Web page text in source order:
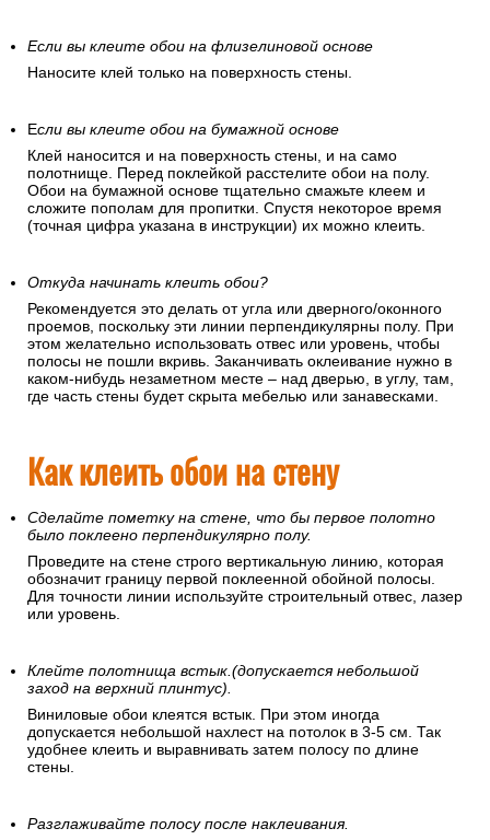
Если вы клеите обои на флизелиновой основе
Наносите клей только на поверхность стены.
Если вы клеите обои на бумажной основе
Клей наносится и на поверхность стены, и на само
полотнище. Перед поклейкой расстелите обои на полу.
Обои на бумажной основе тщательно смажьте клеем и
сложите пополам для пропитки. Спустя некоторое время
(точная цифра указана в инструкции) их можно клеить.
Откуда начинать клеить обои?
Рекомендуется это делать от угла или дверного/оконного
проемов, поскольку эти линии перпендикулярны полу. При
этом желательно использовать отвес или уровень, чтобы
полосы не пошли вкривь. Заканчивать оклеивание нужно в
каком-нибудь незаметном месте – над дверью, в углу, там,
где часть стены будет скрыта мебелью или занавесками.
Как клеить обои на стену
Сделайте пометку на стене, что бы первое полотно
было поклеено перпендикулярно полу.
Проведите на стене строго вертикальную линию, которая
обозначит границу первой поклеенной обойной полосы.
Для точности линии используйте строительный отвес, лазер
или уровень.
Клейте полотнища встык.(допускается небольшой
заход на верхний плинтус).
Виниловые обои клеятся встык. При этом иногда
допускается небольшой нахлест на потолок в 3-5 см. Так
удобнее клеить и выравнивать затем полосу по длине
стены.
Разглаживайте полосу после наклеивания.